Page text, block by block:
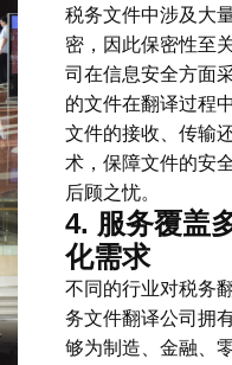
税务文件中涉及大
密，因此保密性至
司在信息安全方面
的文件在翻译过程
文件的接收、传输
术，保障文件的安
后顾之忧。
4. 服务覆盖
化需求
不同的行业对税务
务文件翻译公司拥
够为制造、金融、